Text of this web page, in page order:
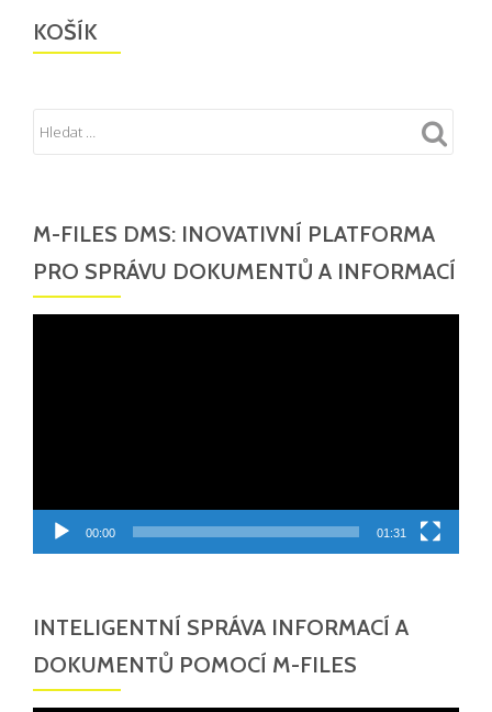
KOŠÍK
M-FILES DMS: INOVATIVNÍ PLATFORMA
PRO SPRÁVU DOKUMENTŮ A INFORMACÍ
00:00 01:31
INTELIGENTNÍ SPRÁVA INFORMACÍ A
DOKUMENTŮ POMOCÍ M-FILES